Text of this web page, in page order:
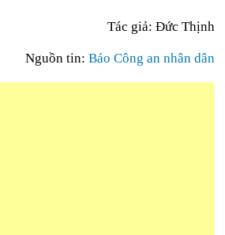
Tác giả: Đức Thịnh
Nguồn tin: Báo Công an nhân dân